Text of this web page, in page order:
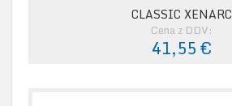
CLASSIC XENARC
Cena z DDV:
41,55 €